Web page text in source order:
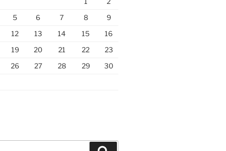
5 6 7 8
9
12 13 14 15
16
19 20 21 22
23
26 27 28 29
30